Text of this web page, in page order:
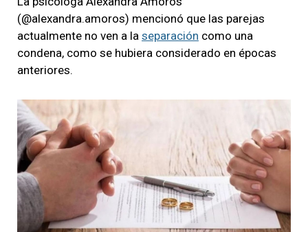
(@alexandra.amoros) mencionó que las parejas
actualmente no ven a la separación como una
condena, como se hubiera considerado en épocas
anteriores.